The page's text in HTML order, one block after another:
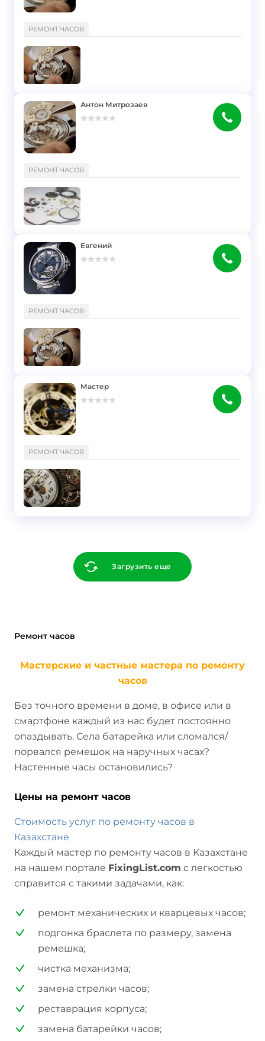
РЕМОНТ ЧАСОВ
Антон Митрозаев
РЕМОНТ ЧАСОВ
Евгений
РЕМОНТ ЧАСОВ
Мастер
РЕМОНТ ЧАСОВ
Загрузить еще
Ремонт часов
Мастерские и частные мастера по ремонту
часов
Без точного времени в доме, в офисе или в
смартфоне каждый из нас будет постоянно
опаздывать. Села батарейка или сломался/
порвался ремешок на наручных часах?
Настенные часы остановились?
Цены на ремонт часов
Стоимость услуг по ремонту часов в
Казахстане
Каждый мастер по ремонту часов в Казахстане
на нашем портале FixingList.com с легкостью
справится с такими задачами, как:
ремонт механических и кварцевых часов;
подгонка браслета по размеру, замена
ремешка;
чистка механизма;
замена стрелки часов;
реставрация корпуса;
замена батарейки часов;